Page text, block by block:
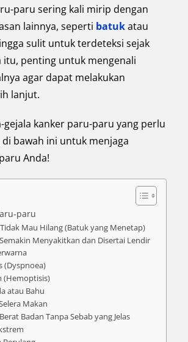
paru sering kali mirip dengan
lainnya, seperti batukatau
sulit untuk terdeteksi sejak
itu, penting untuk mengenali
agar dapat melakukan
lanjut.
gejala kanker paru-paru yang perlu
bawah ini untuk menjaga
Anda!
paru
Mau Hilang (Batuk yang Menetap)
Menyakitkan dan Disertai Lendir
(Dyspnoea)
(Hemoptisis)
atau Bahu
Makan
Badan Tanpa Sebab yang Jelas